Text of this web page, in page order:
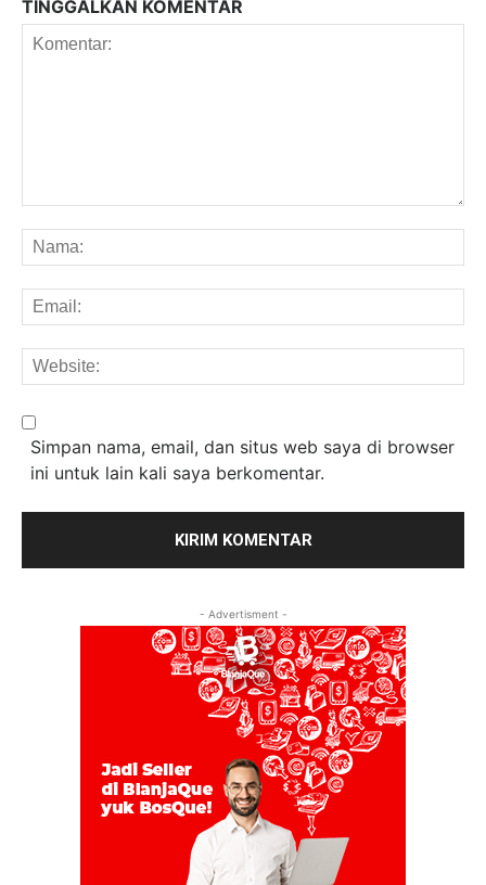
TINGGALKAN KOMENTAR
Simpan nama, email, dan situs web saya di browser
ini untuk lain kali saya berkomentar.
- Advertisment -